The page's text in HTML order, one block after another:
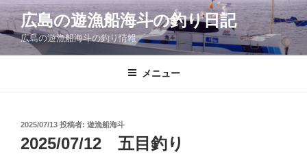
コ
ン
ン
広島の遊漁船海斗の釣り日記
広島の遊漁船海斗の釣り情報
メニュー
投
稿
日:
2025/07/13 投稿者: 遊漁船海斗
2025/07/12 五目釣り